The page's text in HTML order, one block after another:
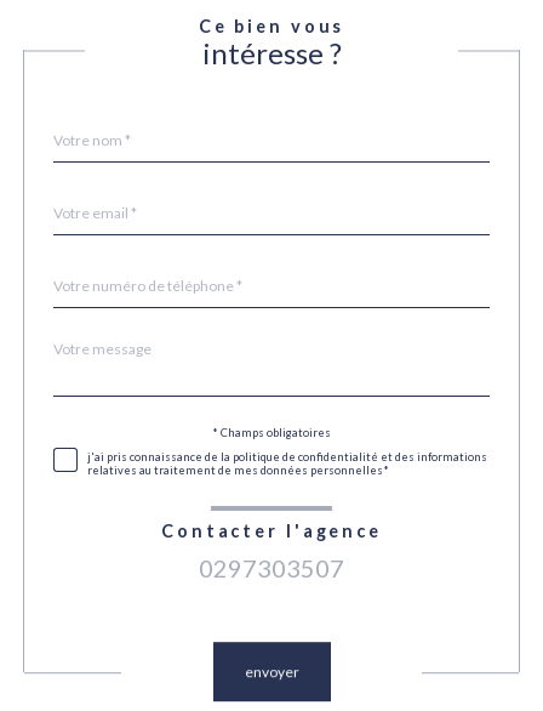
Ce bien vous
intéresse ?
par
*
*
*
Fieldset
Message
*
* Champs obligatoires
j'ai pris connaissance de la politique de confidentialité et des informations
relatives au traitement de mes données personnelles*
Contacter l'agence
0297303507
envoyer